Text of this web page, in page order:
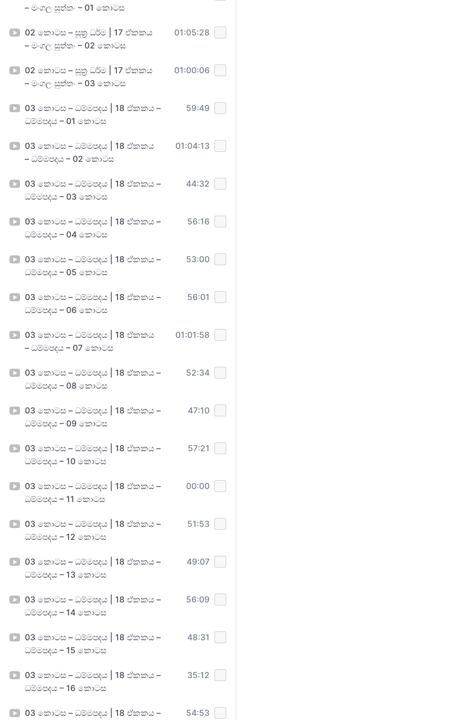
– මංගල සුත්තං – 01 කොටස
02 කොටස – සූත්‍ර ධර්ම | 17 ඒකකය
– මංගල සුත්තං – 02 කොටස
01:05:28
02 කොටස – සූත්‍ර ධර්ම | 17 ඒකකය
– මංගල සුත්තං – 03 කොටස
01:00:06
03 කොටස – ධම්මපදය | 18 ඒකකය –
ධම්මපදය – 01 කොටස
59:49
03 කොටස – ධම්මපදය | 18 ඒකකය
– ධම්මපදය – 02 කොටස
01:04:13
03 කොටස – ධම්මපදය | 18 ඒකකය –
ධම්මපදය – 03 කොටස
44:32
03 කොටස – ධම්මපදය | 18 ඒකකය –
ධම්මපදය – 04 කොටස
56:16
03 කොටස – ධම්මපදය | 18 ඒකකය –
ධම්මපදය – 05 කොටස
53:00
03 කොටස – ධම්මපදය | 18 ඒකකය –
ධම්මපදය – 06 කොටස
56:01
03 කොටස – ධම්මපදය | 18 ඒකකය
– ධම්මපදය – 07 කොටස
01:01:58
03 කොටස – ධම්මපදය | 18 ඒකකය –
ධම්මපදය – 08 කොටස
52:34
03 කොටස – ධම්මපදය | 18 ඒකකය –
ධම්මපදය – 09 කොටස
47:10
03 කොටස – ධම්මපදය | 18 ඒකකය –
ධම්මපදය – 10 කොටස
57:21
03 කොටස – ධම්මපදය | 18 ඒකකය –
ධම්මපදය – 11 කොටස
00:00
03 කොටස – ධම්මපදය | 18 ඒකකය –
ධම්මපදය – 12 කොටස
51:53
03 කොටස – ධම්මපදය | 18 ඒකකය –
ධම්මපදය – 13 කොටස
49:07
03 කොටස – ධම්මපදය | 18 ඒකකය –
ධම්මපදය – 14 කොටස
56:09
03 කොටස – ධම්මපදය | 18 ඒකකය –
ධම්මපදය – 15 කොටස
48:31
03 කොටස – ධම්මපදය | 18 ඒකකය –
ධම්මපදය – 16 කොටස
35:12
03 කොටස – ධම්මපදය | 18 ඒකකය – 54:53